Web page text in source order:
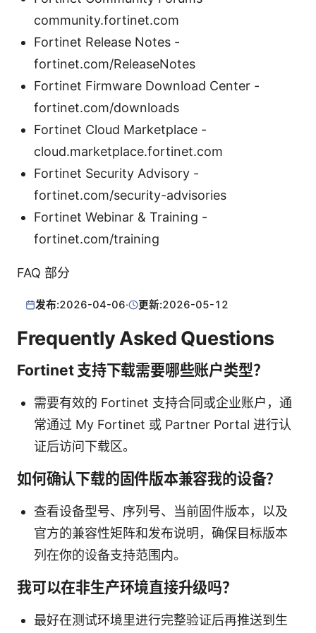
community.fortinet.com
Fortinet Release Notes -
fortinet.com/ReleaseNotes
Fortinet Firmware Download Center -
fortinet.com/downloads
Fortinet Cloud Marketplace -
cloud.marketplace.fortinet.com
Fortinet Security Advisory -
fortinet.com/security-advisories
Fortinet Webinar & Training -
fortinet.com/training
FAQ 部分
发布:2026-04-06· 更新:2026-05-12
Frequently Asked Questions
Fortinet 支持下载需要哪些账户类型？
需要有效的 Fortinet 支持合同或企业账户，通
常通过 My Fortinet 或 Partner Portal 进行认
证后访问下载区。
如何确认下载的固件版本兼容我的设备？
查看设备型号、序列号、当前固件版本，以及
官方的兼容性矩阵和发布说明，确保目标版本
列在你的设备支持范围内。
我可以在非生产环境直接升级吗？
最好在测试环境里进行完整验证后再推送到生